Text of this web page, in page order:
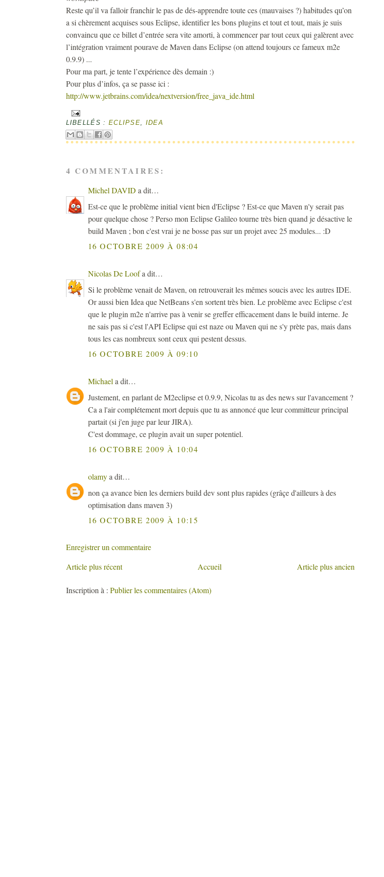
Reste qu’il va falloir franchir le pas de dés-apprendre toute ces (mauvaises ?) habitudes qu’on
a si chèrement acquises sous Eclipse, identifier les bons plugins et tout et tout, mais je suis
convaincu que ce billet d’entrée sera vite amorti, à commencer par tout ceux qui galèrent avec
l’intégration vraiment pourave de Maven dans Eclipse (on attend toujours ce fameux m2e
0.9.9) ...
Pour ma part, je tente l’expérience dès demain :)
Pour plus d’infos, ça se passe ici :
http://www.jetbrains.com/idea/nextversion/free_java_ide.html
LIBELLÉS : ECLIPSE, IDEA
4 COMMENTAIRES:
Michel DAVID a dit…
Est-ce que le problème initial vient bien d'Eclipse ? Est-ce que Maven n'y serait pas
pour quelque chose ? Perso mon Eclipse Galileo tourne très bien quand je désactive le
build Maven ; bon c'est vrai je ne bosse pas sur un projet avec 25 modules... :D
16 OCTOBRE 2009 À 08:04
Nicolas De Loofa dit…
Si le problème venait de Maven, on retrouverait les mêmes soucis avec les autres IDE.
Or aussi bien Idea que NetBeans s'en sortent très bien. Le problème avec Eclipse c'est
que le plugin m2e n'arrive pas à venir se greffer efficacement dans le build interne. Je
ne sais pas si c'est l'API Eclipse qui est naze ou Maven qui ne s'y prète pas, mais dans
tous les cas nombreux sont ceux qui pestent dessus.
16 OCTOBRE 2009 À 09:10
Michaela dit…
Justement, en parlant de M2eclipse et 0.9.9, Nicolas tu as des news sur l'avancement ?
Ca a l'air complétement mort depuis que tu as annoncé que leur committeur principal
partait (si j'en juge par leur JIRA).
C'est dommage, ce plugin avait un super potentiel.
16 OCTOBRE 2009 À 10:04
olamya dit…
non ça avance bien les derniers build dev sont plus rapides (grâçe d'ailleurs à des
optimisation dans maven 3)
16 OCTOBRE 2009 À 10:15
Enregistrer un commentaire
Article plus récent
Article plus ancien
Accueil
Inscription à : Publier les commentaires (Atom)